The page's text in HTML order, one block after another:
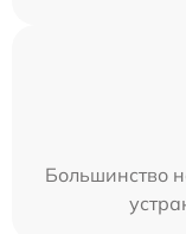
Большинство